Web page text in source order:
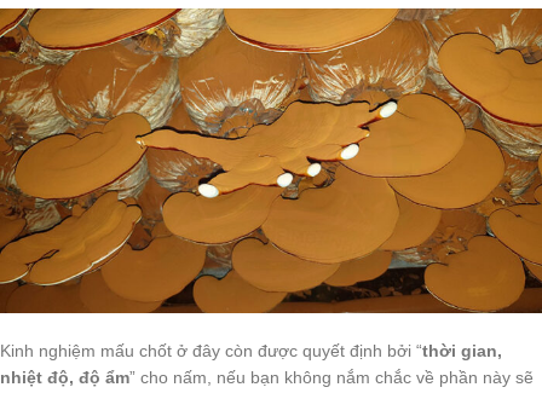
Kinh nghiệm mấu chốt ở đây còn được quyết định bởi “thời gian,
nhiệt độ, độ ẩm” cho nấm, nếu bạn không nắm chắc về phần này sẽ